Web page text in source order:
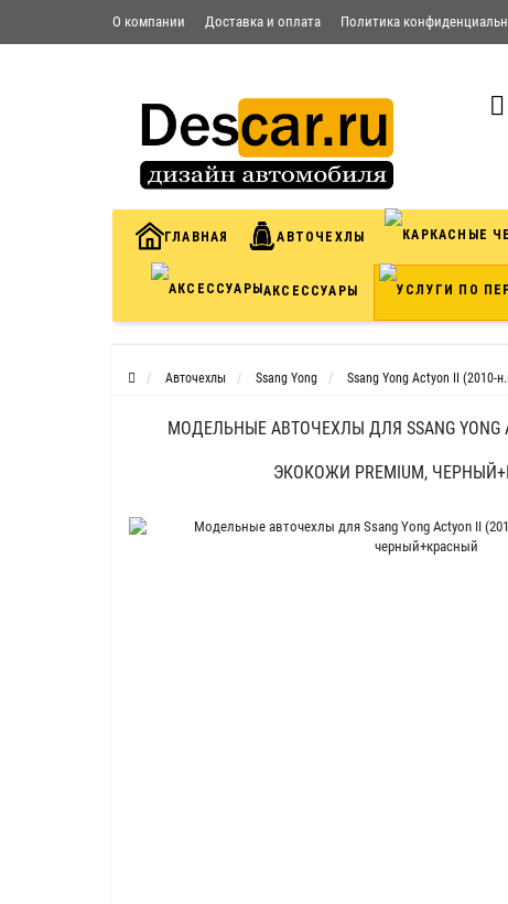
О компании Доставка и оплата Политика
ГЛАВНАЯ АВТОЧЕХЛЫ
АКСЕССУАРЫ
Авточехлы Ssang Yong Ssang Yong Actyon II (2010-
МОДЕЛЬНЫЕ АВТОЧЕХЛЫ ДЛЯ SSANG YONG
ЭКОКОЖИ PREMIUM,